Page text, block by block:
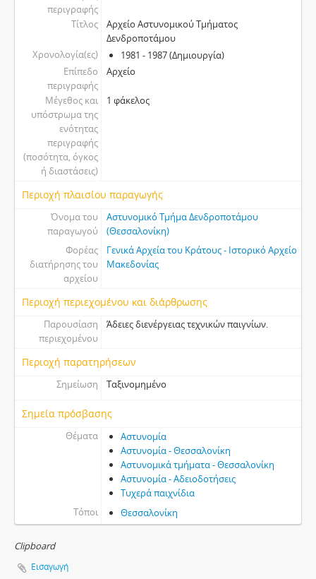
περιγραφής
Τίτλος
Αρχείο Αστυνομικού Τμήματος
Δενδροποτάμου
Χρονολογία(ες)
1981 - 1987 (Δημιουργία)
Επίπεδο
περιγραφής
Αρχείο
Μέγεθος και
υπόστρωμα της
ενότητας
περιγραφής
(ποσότητα, όγκος
ή διαστάσεις)
1 φάκελος
Περιοχή πλαισίου παραγωγής
Όνομα του
παραγωγού
Αστυνομικό Τμήμα Δενδροποτάμου
(Θεσσαλονίκη)
Φορέας
διατήρησης του
αρχείου
Γενικά Αρχεία του Κράτους - Ιστορικό Αρχείο
Μακεδονίας
Περιοχή περιεχομένου και διάρθρωσης
Παρουσίαση
περιεχομένου
Άδειες διενέργειας τεχνικών παιγνίων.
Περιοχή παρατηρήσεων
Σημείωση Ταξινομημένο
Σημεία πρόσβασης
Θέματα
Αστυνομία
Αστυνομία - Θεσσαλονίκη
Αστυνομικά τμήματα - Θεσσαλονίκη
Αστυνομία - Αδειοδοτήσεις
Τυχερά παιχνίδια
Τόποι
Θεσσαλονίκη
Clipboard
Εισαγωγή